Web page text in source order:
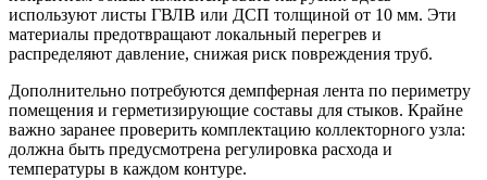
используют листы ГВЛВ или ДСП толщиной от 10 мм. Эти
материалы предотвращают локальный перегрев и
распределяют давление, снижая риск повреждения труб.
Дополнительно потребуются демпферная лента по периметру
помещения и герметизирующие составы для стыков. Крайне
важно заранее проверить комплектацию коллекторного узла:
должна быть предусмотрена регулировка расхода и
температуры в каждом контуре.